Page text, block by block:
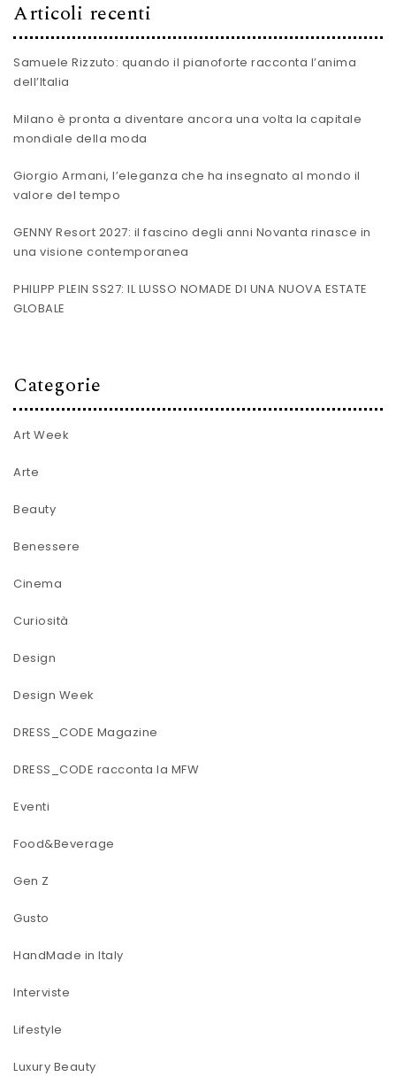
Articoli recenti
Samuele Rizzuto: quando il pianoforte racconta l’anima
dell’Italia
Milano è pronta a diventare ancora una volta la capitale
mondiale della moda
Giorgio Armani, l’eleganza che ha insegnato al mondo il
valore del tempo
GENNY Resort 2027: il fascino degli anni Novanta rinasce in
una visione contemporanea
PHILIPP PLEIN SS27: IL LUSSO NOMADE DI UNA NUOVA ESTATE
GLOBALE
Categorie
Art Week
Arte
Beauty
Benessere
Cinema
Curiosità
Design
Design Week
DRESS_CODE Magazine
DRESS_CODE racconta la MFW
Eventi
Food&Beverage
Gen Z
Gusto
HandMade in Italy
Interviste
Lifestyle
Luxury Beauty